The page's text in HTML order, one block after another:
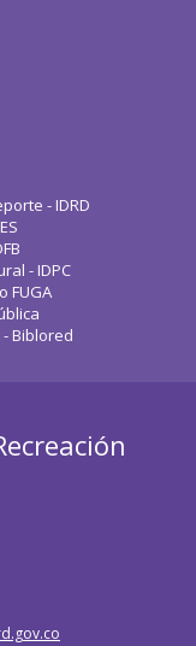
- IDRD
- IDPC
FUGA
Biblored